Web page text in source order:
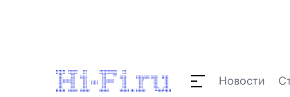
Новости